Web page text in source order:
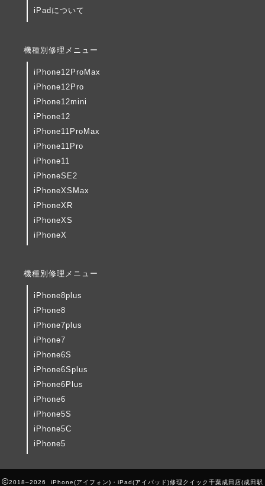
iPadについて
機種別修理メニュー
iPhone12ProMax
iPhone12Pro
iPhone12mini
iPhone12
iPhone11ProMax
iPhone11Pro
iPhone11
iPhoneSE2
iPhoneXSMax
iPhoneXR
iPhoneXS
iPhoneX
機種別修理メニュー
iPhone8plus
iPhone8
iPhone7plus
iPhone7
iPhone6S
iPhone6Splus
iPhone6Plus
iPhone6
iPhone5S
iPhone5C
iPhone5
2018–2026 iPhone(アイフォン)・iPad(アイパッド)修理クイック千葉成田店(成田駅